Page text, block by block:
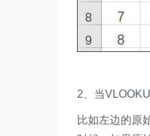
2、当
比如左边的原